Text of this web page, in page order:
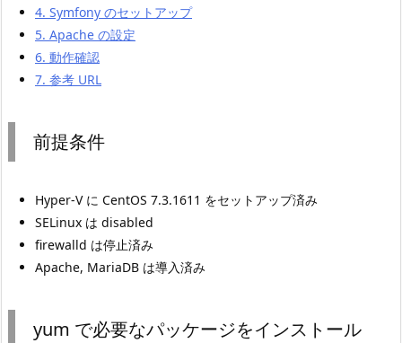
4. Symfony のセットアップ
5. Apache の設定
6. 動作確認
7. 参考 URL
前提条件
Hyper-V に CentOS 7.3.1611 をセットアップ済み
SELinux は disabled
firewalld は停止済み
Apache, MariaDB は導入済み
yum で必要なパッケージをインストール